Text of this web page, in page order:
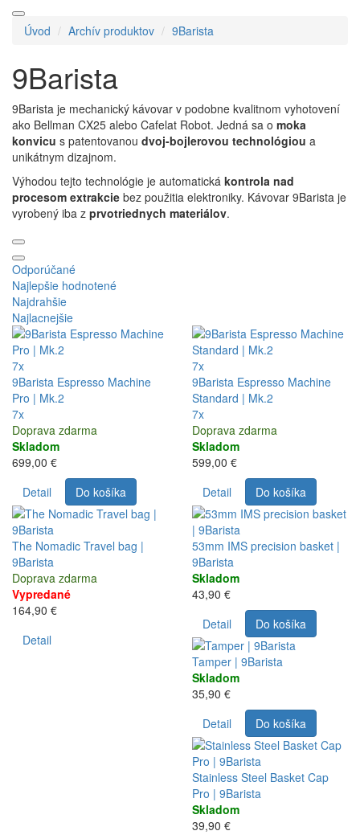
Úvod Archív produktov 9Barista
9Barista
9Barista je mechanický kávovar v podobne kvalitnom vyhotovení
ako Bellman CX25 alebo Cafelat Robot. Jedná sa o moka
konvicu s patentovanou dvoj-bojlerovou technológiou a
unikátnym dizajnom.
Výhodou tejto technológie je automatická kontrola nad
procesom extrakcie bez použitia elektroniky. Kávovar 9Barista je
vyrobený iba z prvotriednych materiálov.
Odporúčané
Najlepšie hodnotené
Najdrahšie
Najlacnejšie
7x
9Barista Espresso Machine
Pro | Mk.2
7x
Doprava zdarma
Skladom
699,00 €
Detail
Do košíka
7x
9Barista Espresso Machine
Standard | Mk.2
7x
Doprava zdarma
Skladom
599,00 €
Detail
Do košíka
The Nomadic Travel bag |
9Barista
Doprava zdarma
Vypredané
164,90 €
Detail
53mm IMS precision basket |
9Barista
Skladom
43,90 €
Detail
Do košíka
Tamper | 9Barista
Skladom
35,90 €
Detail
Do košíka
Stainless Steel Basket Cap
Pro | 9Barista
Skladom
39,90 €